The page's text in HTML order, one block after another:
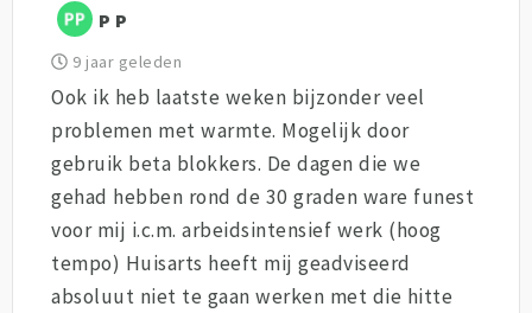
P P
9 jaar geleden
Ook ik heb laatste weken bijzonder veel
problemen met warmte. Mogelijk door
gebruik beta blokkers. De dagen die we
gehad hebben rond de 30 graden ware funest
voor mij i.c.m. arbeidsintensief werk (hoog
tempo) Huisarts heeft mij geadviseerd
absoluut niet te gaan werken met die hitte